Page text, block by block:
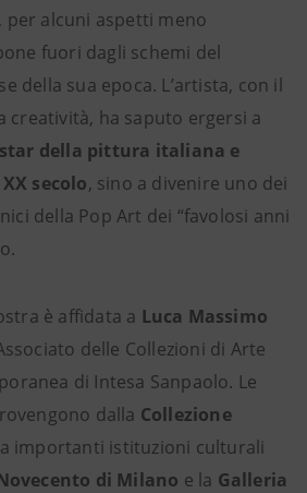
alcuni aspetti meno
fuori dagli schemi del
della sua epoca. L’artista, con il
creatività, ha saputo ergersi a
della pittura italiana e
secolo, sino a divenire uno dei
della Pop Art dei “favolosi anni
è affidata a Luca Massimo
delle Collezioni di Arte
di Intesa Sanpaolo. Le
dalla Collezione
importanti istituzioni culturali
di Milano e la Galleria